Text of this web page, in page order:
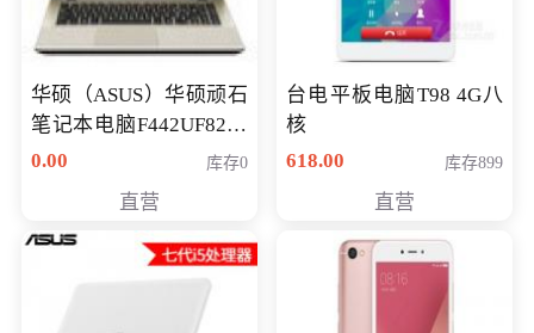
华硕（ASUS）华硕顽石
笔记本电脑F442UF8250
八代独显轻薄办公商务
0.00 库存0
直营
台电平板电脑T98 4G八
核
618.00
库存899
直营